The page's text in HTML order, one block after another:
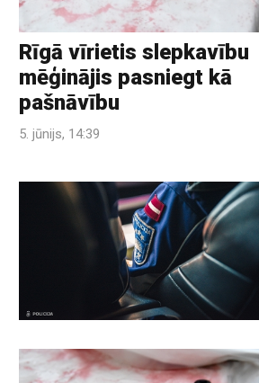
Rīgā vīrietis slepkavību
mēģinājis pasniegt kā
pašnāvību
5. jūnijs, 14:39